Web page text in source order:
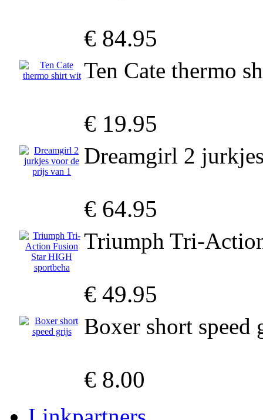
€ 84.95
Ten Cate thermo
€ 19.95
Dreamgirl 2
€ 64.95
Triumph Tri-
€ 49.95
Boxer short speed
€ 8.00